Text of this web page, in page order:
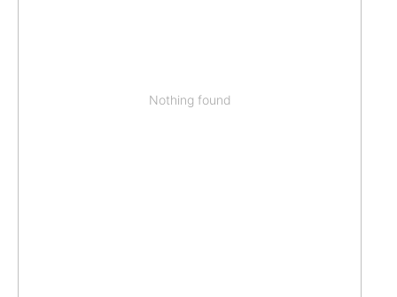
Nothing found